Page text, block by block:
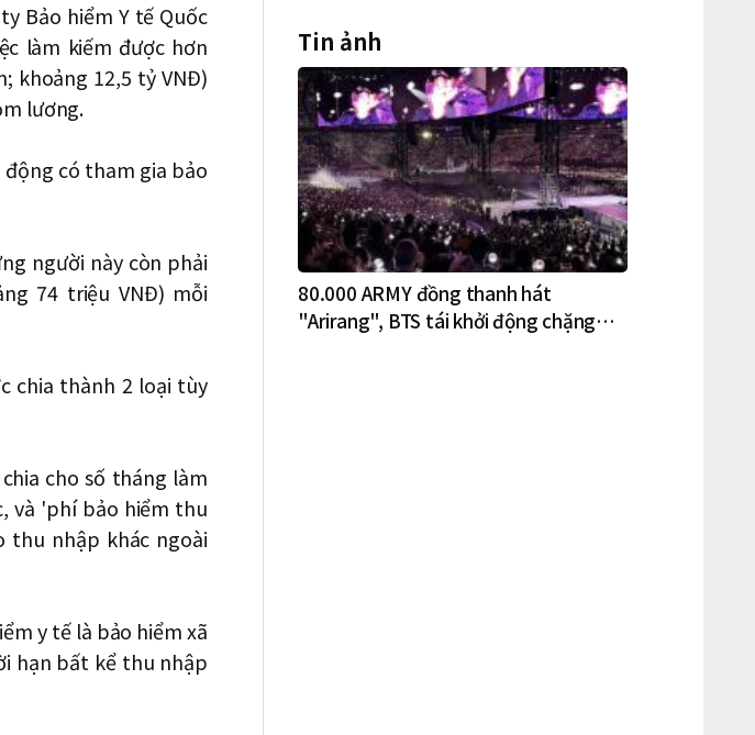
Bảo hiểm Y tế Quốc
làm kiếm được hơn
khoảng 12,5 tỷ VNĐ)
lương.
động có tham gia bảo
người này còn phải
74 triệu VNĐ) mỗi
chia thành 2 loại tùy
cho số tháng làm
và 'phí bảo hiểm thu
thu nhập khác ngoài
y tế là bảo hiểm xã
hạn bất kể thu nhập
Tin ảnh
80.000 ARMY đồng thanh hát
"Arirang", BTS tái khởi động chặng